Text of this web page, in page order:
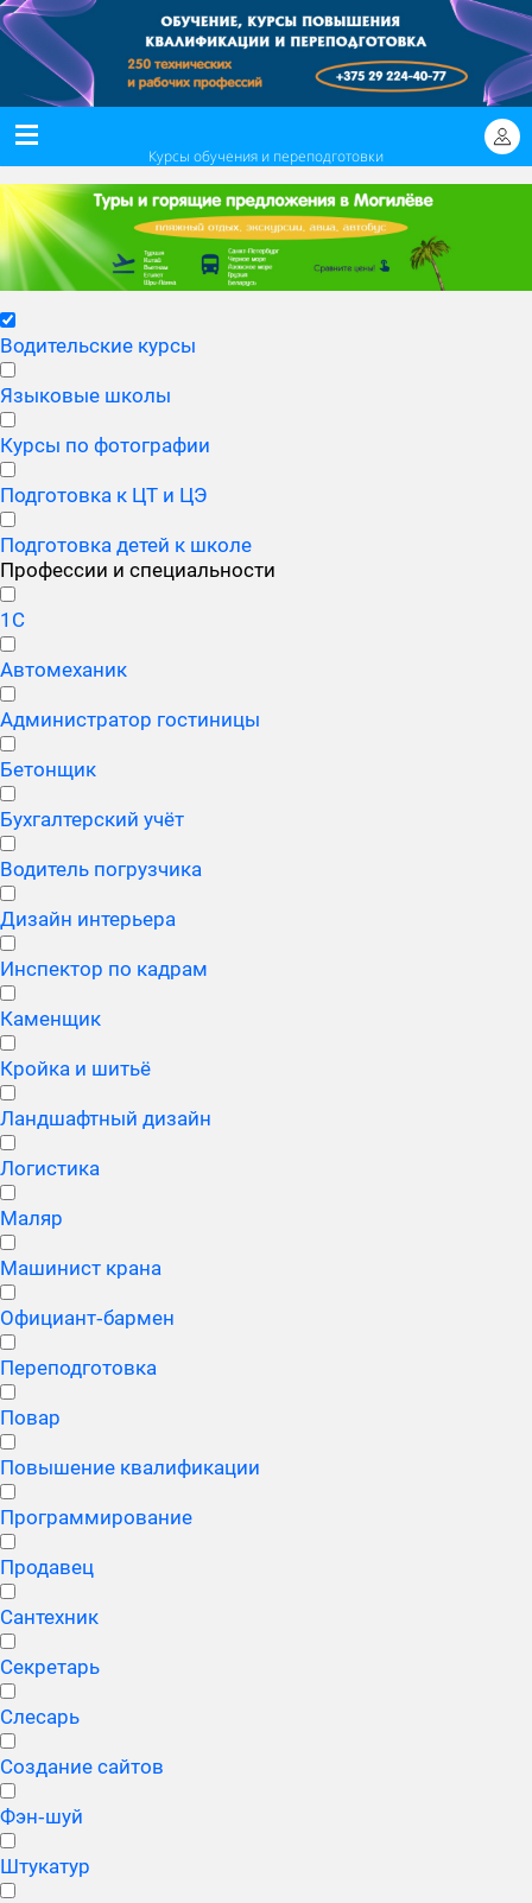
Курсы обучения и переподготовки
Водительские курсы
Языковые школы
Курсы по фотографии
Подготовка к ЦТ и ЦЭ
Подготовка детей к школе
Профессии и специальности
1С
Автомеханик
Администратор гостиницы
Бетонщик
Бухгалтерский учёт
Водитель погрузчика
Дизайн интерьера
Инспектор по кадрам
Каменщик
Кройка и шитьё
Ландшафтный дизайн
Логистика
Маляр
Машинист крана
Официант‑бармен
Переподготовка
Повар
Повышение квалификации
Программирование
Продавец
Сантехник
Секретарь
Слесарь
Создание сайтов
Фэн‑шуй
Штукатур